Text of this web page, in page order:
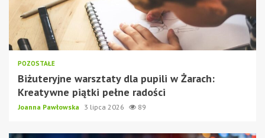
POZOSTAŁE
Biżuteryjne warsztaty dla pupili w Żarach:
Kreatywne piątki pełne radości
Joanna Pawłowska 3 lipca 2026 89